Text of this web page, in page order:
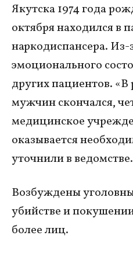
Якутска 1974 года
октября находился в
наркодиспансера. Из-
эмоционального
других пациентов. «В
мужчин скончался,
медицинское
оказывается
уточнили в ведомстве.
Возбуждены
убийстве и
более лиц.